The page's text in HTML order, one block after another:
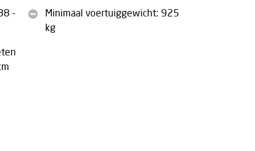
-
Minimaal voertuiggewicht: 925
kg